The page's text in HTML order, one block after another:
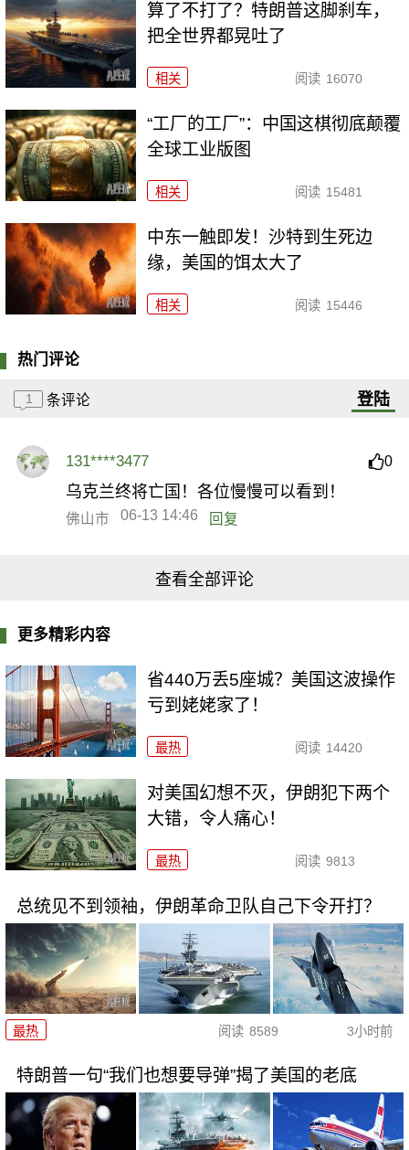
算了不打了？特朗普这脚刹车，
把全世界都晃吐了
相关 阅读 16070
“工厂的工厂”：中国这棋彻底颠覆
全球工业版图
相关 阅读 15481
中东一触即发！沙特到生死边
缘，美国的饵太大了
相关 阅读 15446
热门评论
1 条评论 登陆
131****3477 0
乌克兰终将亡国！各位慢慢可以看到！
佛山市 06-13 14:46 回复
查看全部评论
更多精彩内容
省440万丢5座城？美国这波操作
亏到姥姥家了！
最热 阅读 14420
对美国幻想不灭，伊朗犯下两个
大错，令人痛心！
最热 阅读 9813
总统见不到领袖，伊朗革命卫队自己下令开打？
最热 阅读 8589 3小时前
特朗普一句“我们也想要导弹”揭了美国的老底